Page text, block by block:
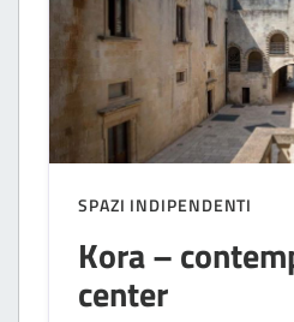
SPAZI INDIPENDENTI
Kora –
center